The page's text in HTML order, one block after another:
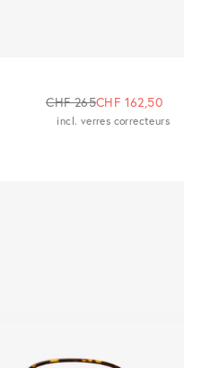
CHF 265CHF 162,50
incl. verres correcteurs